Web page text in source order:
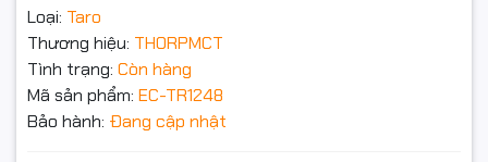
Loại: Taro
Thương hiệu: THORPMCT
Tình trạng: Còn hàng
Mã sản phẩm: EC-TR1248
Bảo hành: Đang cập nhật